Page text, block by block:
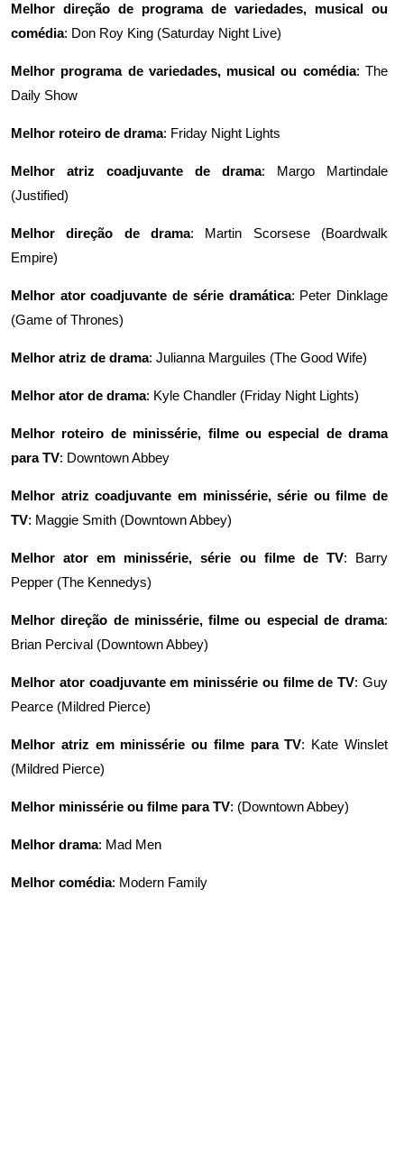
Melhor direção de programa de variedades, musical ou
comédia: Don Roy King (Saturday Night Live)
Melhor programa de variedades, musical ou comédia:The
Daily Show
Melhor roteiro de drama: Friday Night Lights
Melhor atriz coadjuvante de drama: Margo Martindale
(Justified)
Melhor direção de drama: Martin Scorsese (Boardwalk
Empire)
Melhor ator coadjuvante de série dramática: Peter Dinklage
(Game of Thrones)
Melhor atriz de drama: Julianna Marguiles (The Good Wife)
Melhor ator de drama: Kyle Chandler (Friday Night Lights)
Melhor roteiro de minissérie, filme ou especial de drama
para TV: Downtown Abbey
Melhor atriz coadjuvante em minissérie, série ou filme de
TV: Maggie Smith (Downtown Abbey)
Melhor ator em minissérie, série ou filme de TV: Barry
Pepper (The Kennedys)
Melhor direção de minissérie, filme ou especial de drama:
Brian Percival (Downtown Abbey)
Melhor ator coadjuvante em minissérie ou filme de TV: Guy
Pearce (Mildred Pierce)
Melhor atriz em minissérie ou filme para TV: Kate Winslet
(Mildred Pierce)
Melhor minissérie ou filme para TV: (Downtown Abbey)
Melhor drama: Mad Men
Melhor comédia: Modern Family